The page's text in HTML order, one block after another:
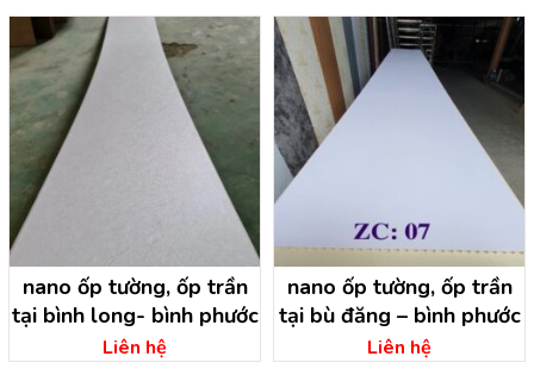
nano ốp tường, ốp trần
tại bình long- bình phước
Liên hệ
nano ốp tường, ốp trần
tại bù đăng – bình phước
Liên hệ